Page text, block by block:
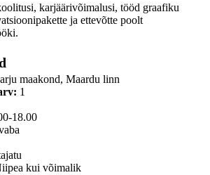
karjäärivõimalusi, tööd graafiku
ja ettevõtte poolt
maakond, Maardu linn
1
18.00
kui võimalik